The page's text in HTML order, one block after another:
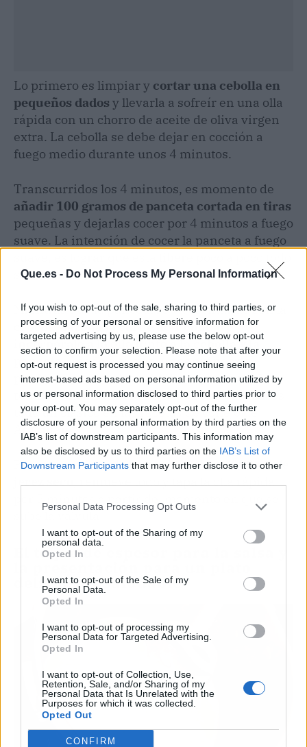
Que.es - Do Not Process My Personal Information
If you wish to opt-out of the sale, sharing to third parties, or
processing of your personal or sensitive information for
targeted advertising by us, please use the below opt-out
section to confirm your selection. Please note that after your
opt-out request is processed you may continue seeing
interest-based ads based on personal information utilized by
us or personal information disclosed to third parties prior to
your opt-out. You may separately opt-out of the further
disclosure of your personal information by third parties on the
IAB’s list of downstream participants. This information may
also be disclosed by us to third parties on the IAB’s List of
Downstream Participants that may further disclose it to other
Personal Data Processing Opt Outs
I want to opt-out of the Sharing of my
personal data.
Opted In
I want to opt-out of the Sale of my
Personal Data.
Opted In
I want to opt-out of processing my
Personal Data for Targeted Advertising.
Opted In
I want to opt-out of Collection, Use,
Retention, Sale, and/or Sharing of my
Personal Data that Is Unrelated with the
Purposes for which it was collected.
Opted Out
CONFIRM
Lo primero es limpiar y cortar una cebolla en
pequeños dados y llevarla a sofreír en una olla
rápida con un chorro de aceite de oliva virgen
extra. La cebolla se debe dejar en cocción a
fuego medio durante unos 4 minutos.
Transcurridos los 4 minutos, es momento de
añadir 100 gramos de panceta cortada en tiras
pequeñas y dejarlas cocer por 4 minutos a fuego
suave. La intención de cocer la panceta a fuego
su sabor.
Mientras que la panceta se va cocinando con la
cebolla,sazona la carne de 1 conejo e
incorpóralo a la olla junto a la cebolla y la
panceta.Añade a su vez,unos granos de
pimientapara realzar el sabor,una rama de
tomillo y la infaltable hoja de laurel, la cual es
todo un clásico en las recetas de conejo de
Arguiñano.
Para ir culminando la cocción,vierte 200 ml de
sube la válvula.
El toque de espesor para la salsa y
delicioso y saludable